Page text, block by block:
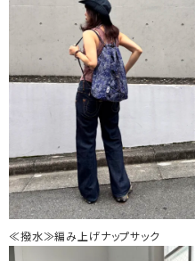
≪撥水≫編み上げナップサック